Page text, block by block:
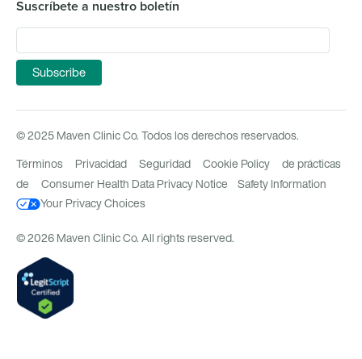
Suscríbete a nuestro boletín
© 2025 Maven Clinic Co. Todos los derechos reservados.
Términos Privacidad Seguridad Cookie Policy
de prácticas
de
Consumer Health Data Privacy Notice
Safety Information
Your Privacy Choices
© 2026 Maven Clinic Co. All rights reserved.